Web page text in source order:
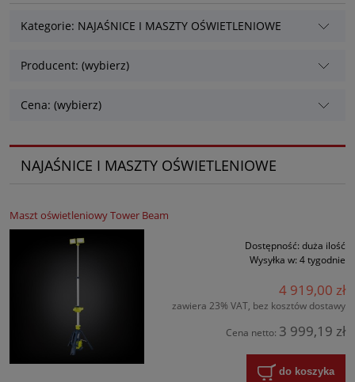
Kategorie: NAJAŚNICE I MASZTY OŚWIETLENIOWE
Producent: (wybierz)
Cena: (wybierz)
NAJAŚNICE I MASZTY OŚWIETLENIOWE
Maszt oświetleniowy Tower Beam
Dostępność: duża ilość
Wysyłka w: 4 tygodnie
4 919,00 zł
zawiera 23% VAT, bez kosztów dostawy
Cena netto: 3 999,19 zł
do koszyka